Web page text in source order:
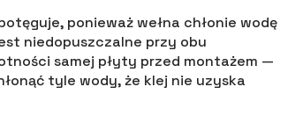
ponieważ wełna chłonie wodę
niedopuszczalne przy obu
samej płyty przed montażem —
tyle wody, że klej nie uzyska